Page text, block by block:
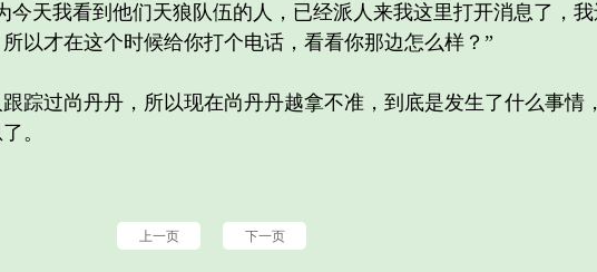
天我看到他们天狼队伍的人，已经派人来我这里打开消息了，我
以才在这个时候给你打个电话，看看你那边怎么样？”
过尚丹丹，所以现在尚丹丹越拿不准，到底是发生了什么事情
。
上一页 下一页